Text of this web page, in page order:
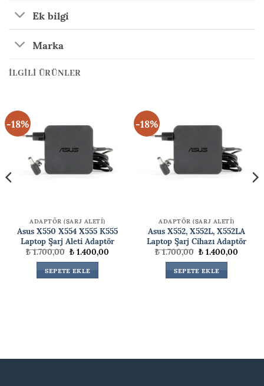
Ek bilgi
Marka
İLGILI ÜRÜNLER
-18%
ADAPTÖR (ŞARJ ALETİ)
Asus X550 X554 X555 K555
Laptop Şarj Aleti Adaptör
₺1.700,00Orijinal
fiyat:
₺ 1.700,00.
₺1.400,00Şu
SEPETE EKLE
-18%
ADAPTÖR (ŞARJ ALETİ)
Asus X552, X552L, X552LA
Laptop Şarj Cihazı Adaptör
₺1.700,00Orijinal
fiyat:
₺ 1.700,00.
₺1.400,00Şu
SEPETE EKLE